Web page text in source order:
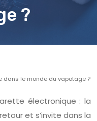
?
dans le monde du vapotage ?
électronique : la
et s’invite dans la